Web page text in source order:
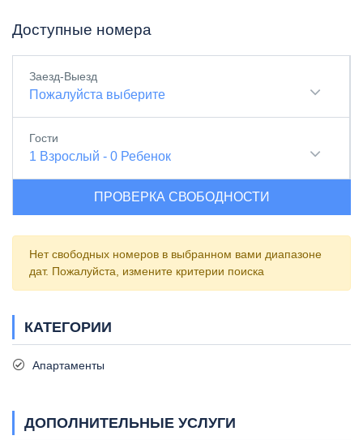
Доступные номера
Заезд-Выезд
Пожалуйста выберите
Гости
1 Взрослый - 0 Ребенок
ПРОВЕРКА СВОБОДНОСТИ
Нет свободных номеров в выбранном вами диапазоне
дат. Пожалуйста, измените критерии поиска
КАТЕГОРИИ
Апартаменты
ДОПОЛНИТЕЛЬНЫЕ УСЛУГИ